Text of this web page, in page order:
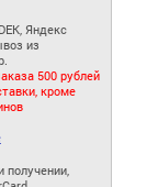
Яндекс
из
500 рублей
кроме
получении,